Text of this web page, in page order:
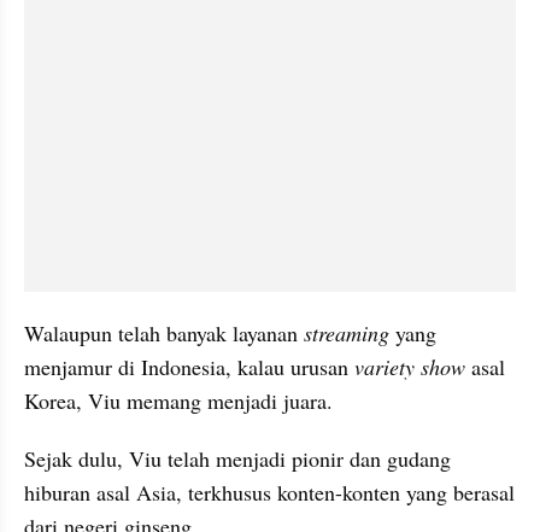
Walaupun telah banyak layanan streaming yang
menjamur di Indonesia, kalau urusan variety show asal
Korea, Viu memang menjadi juara.
Sejak dulu, Viu telah menjadi pionir dan gudang
hiburan asal Asia, terkhusus konten-konten yang berasal
dari negeri ginseng